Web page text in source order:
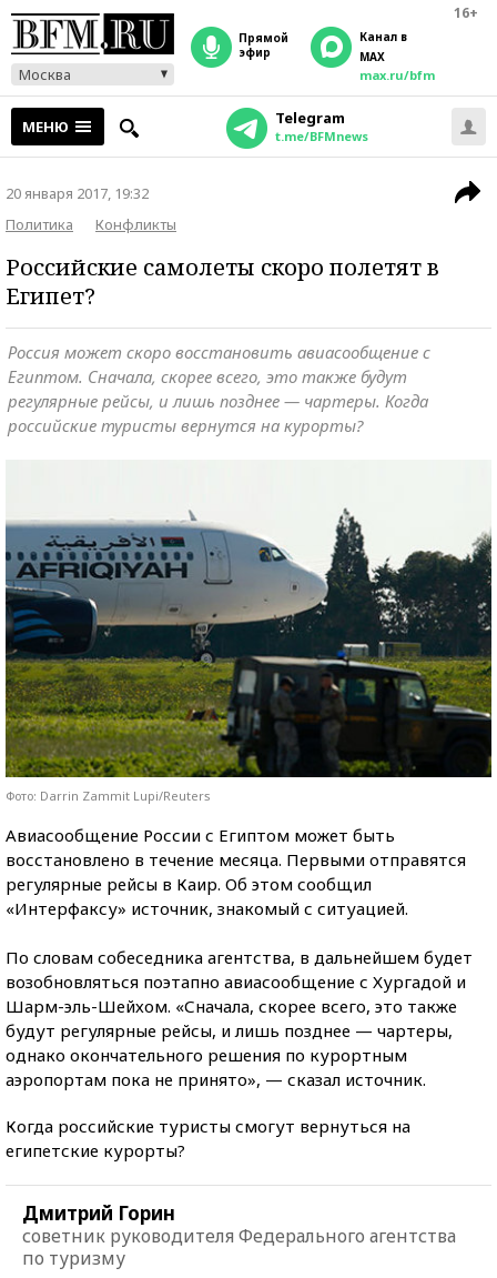
16+
Москва
прямой
эфир
Канал в
MAX
max.ru/bfm
МЕНЮ Telegram
t.me/BFMnews
20 января 2017, 19:32
Политика
Конфликты
Российские самолеты скоро полетят в
Египет?
Россия может скоро восстановить авиасообщение с
Египтом. Сначала, скорее всего, это также будут
регулярные рейсы, и лишь позднее — чартеры. Когда
российские туристы вернутся на курорты?
Фото: Darrin Zammit Lupi/Reuters
Авиасообщение России с Египтом может быть
восстановлено в течение месяца. Первыми отправятся
регулярные рейсы в Каир. Об этом сообщил
«Интерфаксу» источник, знакомый с ситуацией.
По словам собеседника агентства, в дальнейшем будет
возобновляться поэтапно авиасообщение с Хургадой и
Шарм-эль-Шейхом. «Сначала, скорее всего, это также
будут регулярные рейсы, и лишь позднее — чартеры,
однако окончательного решения по курортным
аэропортам пока не принято», — сказал источник.
Когда российские туристы смогут вернуться на
египетские курорты?
Дмитрий Горин
советник руководителя Федерального агентства
по туризму